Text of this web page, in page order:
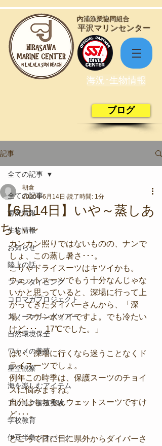
​平沢マリンセンター
​内浦漁業協同組合
海況･生物情報
ブログ
記事
全ての記事
海況情報
生物情報
お知らせ
陸上の話
ファンダイビング
コロマガプロジェクト
スノーケリングツアー
自然環境保全
ワカメの養殖
星空観察
海を楽しむアイテム
アカモク養殖実験
学校教育
伊豆半島ジオパーク
全ての記事
【6月14日】いや～蒸しあ
ちぃ～
朝倉
2020年6月14日 読了時間: 1分
カンカン照りではないものの、ナンで
しょ、この蒸し暑さ･･･。
こりゃドライスーツはキツイかも。
ウェットスーツでもう十分なんじゃな
いかと思っていると、深場に行って上
がってきたダイバーさんから、「深
場、スゲ―水イイですよ。でも冷たい
けど･･･。17℃でした。」
はい、深場に行くなら迷うことなくド
ライスーツでしょ。
例年この時季は、保護スーツのチョイ
スに悩みますね。
自分はもちろんウェットスーツですけ
ど･･･。
ところで日に日に県外からダイバーさ